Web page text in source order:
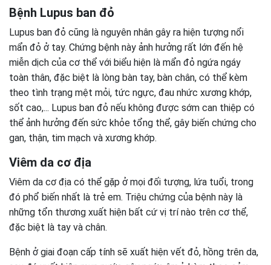
Bệnh Lupus ban đỏ
Lupus ban đỏ cũng là nguyên nhân gây ra hiện tượng nổi
mẩn đỏ ở tay. Chứng bệnh này ảnh hưởng rất lớn đến hệ
miễn dịch của cơ thể với biểu hiện là mẩn đỏ ngứa ngáy
toàn thân, đặc biệt là lòng bàn tay, bàn chân, có thể kèm
theo tình trạng mệt mỏi, tức ngực, đau nhức xương khớp,
sốt cao,... Lupus ban đỏ nếu không được sớm can thiệp có
thể ảnh hưởng đến sức khỏe tổng thể, gây biến chứng cho
gan, thận, tim mạch và xương khớp.
Viêm da cơ địa
Viêm da cơ địa có thể gặp ở mọi đối tượng, lứa tuổi, trong
đó phổ biến nhất là trẻ em. Triệu chứng của bệnh này là
những tổn thương xuất hiện bất cứ vị trí nào trên cơ thể,
đặc biệt là tay và chân.
Bệnh ở giai đoạn cấp tính sẽ xuất hiện vết đỏ, hồng trên da,